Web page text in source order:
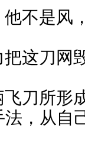
不是风
这刀网
刀所形
，从自